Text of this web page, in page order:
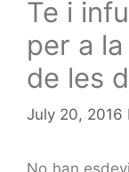
Te i
per a
de les
July 20, 2016